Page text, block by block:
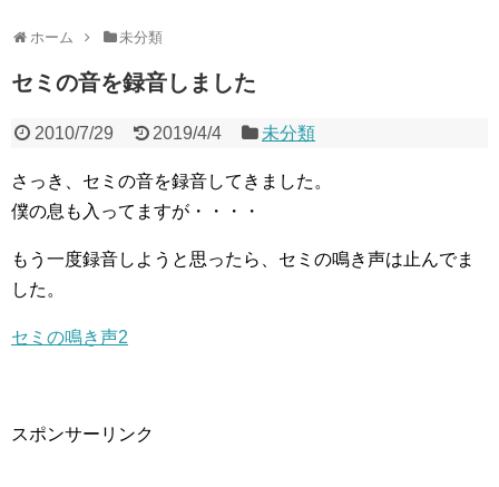
ホーム 未分類
セミの音を録音しました
2010/7/29 2019/4/4 未分類
さっき、セミの音を録音してきました。
僕の息も入ってますが・・・・
もう一度録音しようと思ったら、セミの鳴き声は止んでま
した。
セミの鳴き声2
スポンサーリンク